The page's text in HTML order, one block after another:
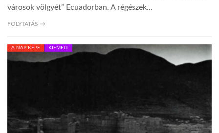
városok völgyét” Ecuadorban. A régészek…
FOLYTATÁS →
A NAP KÉPE KIEMELT